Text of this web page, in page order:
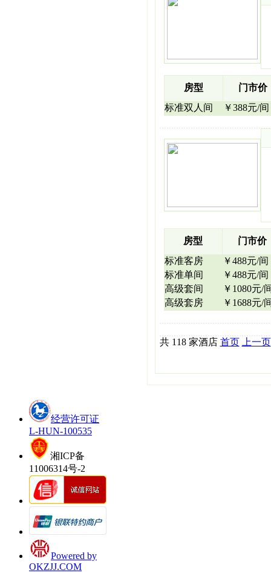
房型
门市价
标准双人间
￥388元/间
房型
门市价
标准客房
￥488元/间
标准单间
￥488元/间
高级套间
￥1080元/
高级套房
￥1688元/
共 118 家酒店 首页 上一页
经营许可证
L-HUN-100535
湘ICP备
11006314号-2
Powered by
OKZJJ.COM